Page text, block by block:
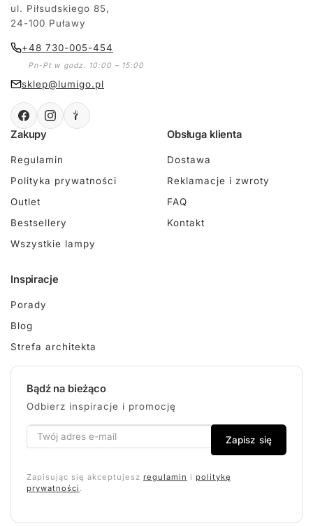
ul. Piłsudskiego 85,
24-100 Puławy
+48 730-005-454
Pn-Pt w godz. 10:00 – 15:00
sklep@lumigo.pl
Zakupy
Regulamin
Polityka prywatności
Outlet
Bestsellery
Wszystkie lampy
Obsługa klienta
Dostawa
Reklamacje i zwroty
FAQ
Kontakt
Inspiracje
Porady
Blog
Strefa architekta
Bądź na bieżąco
Odbierz inspiracje i promocję
Zapisz się
Zapisując się akceptujesz regulamin i politykę
prywatności .